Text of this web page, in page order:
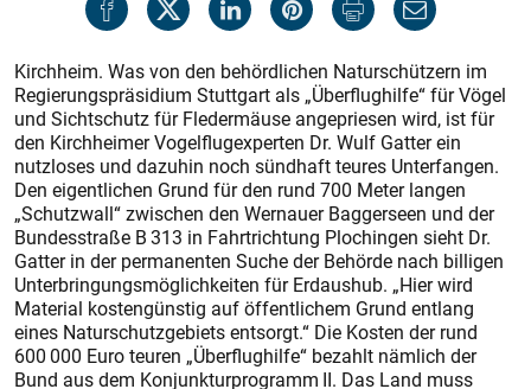
Kirchheim. Was von den behördlichen Naturschützern im
Regierungspräsidium Stuttgart als „Überflughilfe“ für Vögel
und Sichtschutz für Fledermäuse angepriesen wird, ist für
den Kirchheimer Vogelflugexperten Dr. Wulf Gatter ein
nutzloses und dazuhin noch sündhaft teures Unterfangen.
Den eigentlichen Grund für den rund 700 Meter langen
„Schutzwall“ zwischen den Wernauer Baggerseen und der
Bundesstraße B 313 in Fahrtrichtung Plochingen sieht Dr.
Gatter in der permanenten Suche der Behörde nach billigen
Unterbringungsmöglichkeiten für Erdaushub. „Hier wird
Material kostengünstig auf öffentlichem Grund entlang
eines Naturschutzgebiets entsorgt.“ Die Kosten der rund
600 000 Euro teuren „Überflughilfe“ bezahlt nämlich der
Bund aus dem Konjunkturprogramm II. Das Land muss